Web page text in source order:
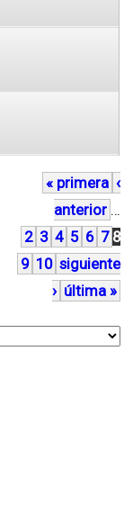
« primera ‹
anterior …
2 3 4 5 6 7 8
9 10 siguiente
› última »